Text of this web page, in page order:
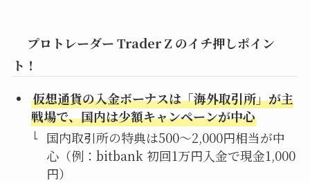
プロトレーダー Trader Z のイチ押しポイン
ト！
仮想通貨の入金ボーナスは「海外取引所」が主
戦場で、国内は少額キャンペーンが中心
国内取引所の特典は500〜2,000円相当が中
心（例：bitbank 初回1万円入金で現金1,000
円）